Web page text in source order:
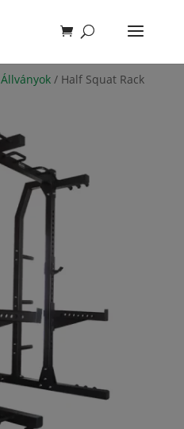
Állványok / Half Squat Rack